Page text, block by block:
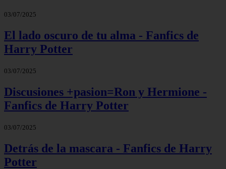
03/07/2025
El lado oscuro de tu alma - Fanfics de
Harry Potter
03/07/2025
Discusiones +pasion=Ron y Hermione -
Fanfics de Harry Potter
03/07/2025
Detrás de la mascara - Fanfics de Harry
Potter